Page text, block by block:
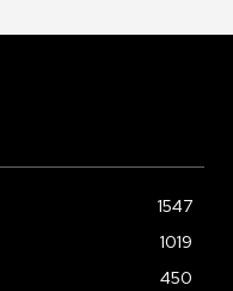
1547
1019
450